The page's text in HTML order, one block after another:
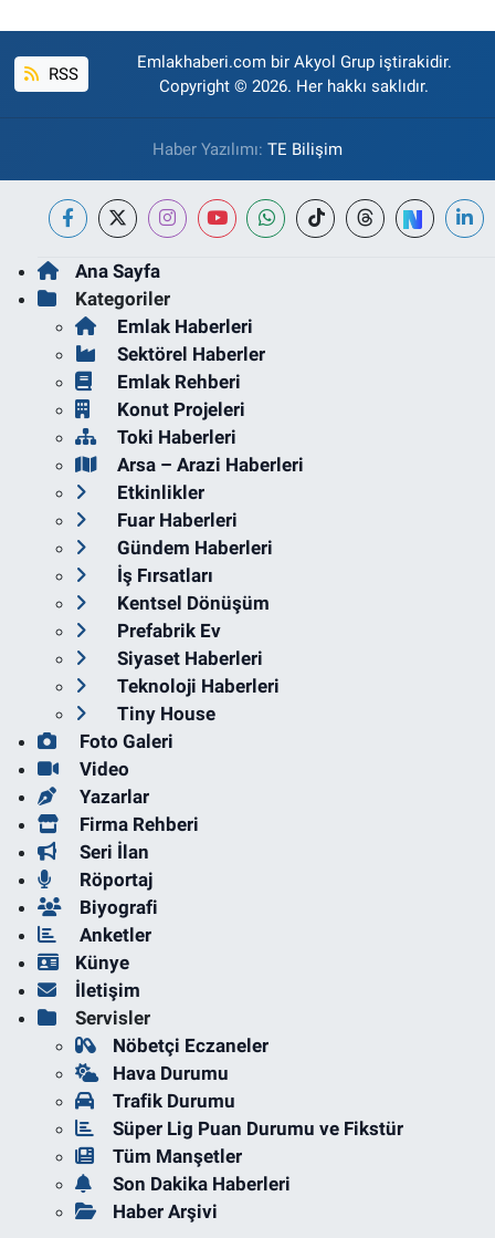
RSS
Emlakhaberi.com bir Akyol Grup iştirakidir.
Copyright © 2026. Her hakkı saklıdır.
Haber Yazılımı: TE Bilişim
Ana Sayfa
Kategoriler
Emlak Haberleri
Sektörel Haberler
Emlak Rehberi
Konut Projeleri
Toki Haberleri
Arsa – Arazi Haberleri
Etkinlikler
Fuar Haberleri
Gündem Haberleri
İş Fırsatları
Kentsel Dönüşüm
Prefabrik Ev
Siyaset Haberleri
Teknoloji Haberleri
Tiny House
Foto Galeri
Video
Yazarlar
Firma Rehberi
Seri İlan
Röportaj
Biyografi
Anketler
Künye
İletişim
Servisler
Nöbetçi Eczaneler
Hava Durumu
Trafik Durumu
Süper Lig Puan Durumu ve Fikstür
Tüm Manşetler
Son Dakika Haberleri
Haber Arşivi